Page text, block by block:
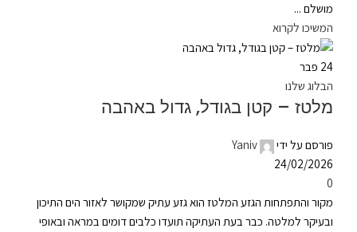
מושלם ...
המשיכו לקרוא
24 פבר
הבלוג שלנו
מלטז – קטן בגודל, גדול באהבה
פורסם על ידי
Yaniv
24/02/2026
0
מקור והתפתחות הגזע המלטז הוא גזע עתיק שמקושר לאזור הים התיכון
ובעיקר למלטה. כבר בעת העתיקה תועדו כלבים דומים במראה ובאופי